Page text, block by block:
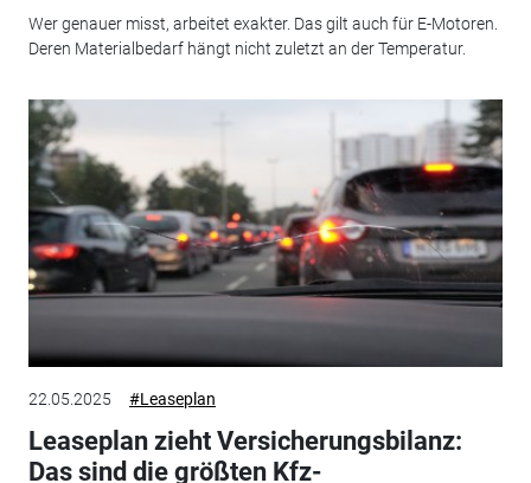
Wer genauer misst, arbeitet exakter. Das gilt auch für E-Motoren.
Deren Materialbedarf hängt nicht zuletzt an der Temperatur.
22.05.2025 #Leaseplan
Leaseplan zieht Versicherungsbilanz:
Das sind die größten Kfz-